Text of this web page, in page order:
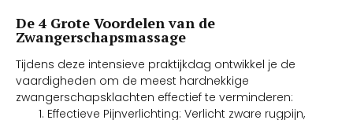
De 4 Grote Voordelen van de
Zwangerschapsmassage
Tijdens deze intensieve praktijkdag ontwikkel je de
vaardigheden om de meest hardnekkige
zwangerschapsklachten effectief te verminderen:
Effectieve Pijnverlichting: Verlicht zware rugpijn,